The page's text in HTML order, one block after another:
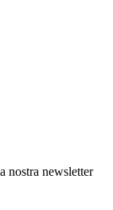
nostra newsletter